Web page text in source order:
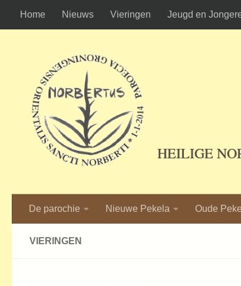
Ga naar de inhoud
Home Nieuws Vieringen Jeugd en
HEILIGE
De parochie Nieuwe Pekela Oude
VIERINGEN